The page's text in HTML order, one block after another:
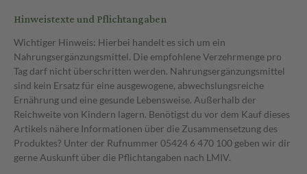
Hinweistexte und Pflichtangaben
Wichtiger Hinweis: Hierbei handelt es sich um ein
Nahrungsergänzungsmittel. Die empfohlene Verzehrmenge pro
Tag darf nicht überschritten werden. Nahrungsergänzungsmittel
sind kein Ersatz für eine ausgewogene, abwechslungsreiche
Ernährung und eine gesunde Lebensweise. Außerhalb der
Reichweite von Kindern lagern. Benötigst du vor dem Kauf dieses
Artikels nähere Informationen über die Zusammensetzung des
Produktes? Unter der Rufnummer 05424 6 470 100 geben wir dir
gerne Auskunft über die Pflichtangaben nach LMIV.